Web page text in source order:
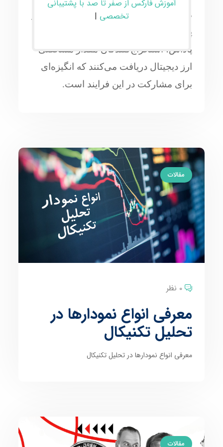
محاسباتی، نقش مهمی در تضمین امنیت و
پایداری شبکه ایفا می‌کنند. به‌عنوان
پاداش، استخراج‌کنندگان مقدار مشخصی
ارز دیجیتال دریافت می‌کنند که انگیزه‌ای
برای مشارکت در این فرایند است.
مقالات
0 نظر
معرفی انواع نمودارها در
تحلیل تکنیکال
معرفی انواع نمودارها در تحلیل تکنیکال
مقالات
آموزش فارکس از صفر تا صد با پشتیبانی
تخصصی |